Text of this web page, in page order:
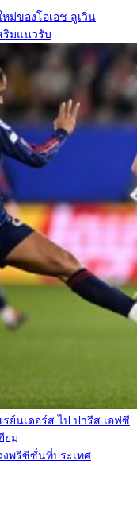
ม่ของโอเอช ลูเวิน
ริมแนวรับ
ย์นเดอร์ส ไป ปารีส เอฟซี
ยม
งพรีซีซั่นที่ประเทศ